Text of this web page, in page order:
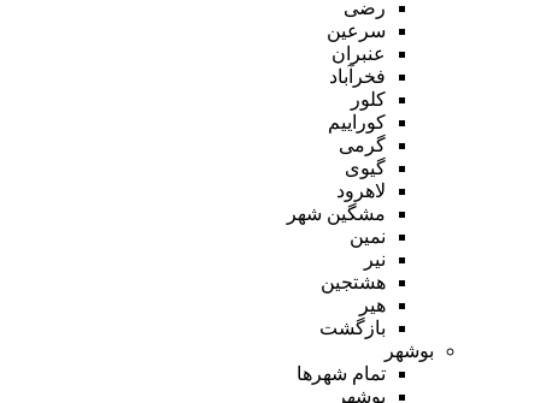
رضی
سرعین
عنبران
فخرآباد
کلور
کوراییم
گرمی
گیوی
لاهرود
مشگین شهر
نمین
نیر
هشتجین
هیر
بازگشت
بوشهر
تمام شهر‌ها
بوشهر